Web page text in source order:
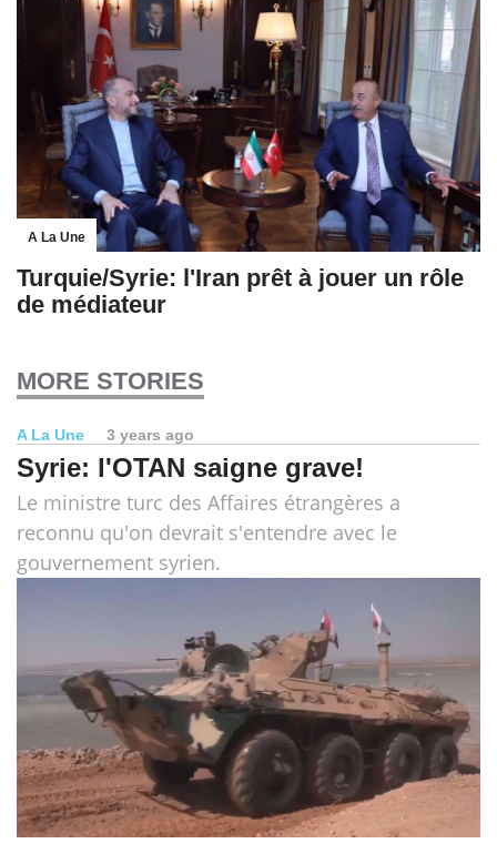
A La Une
Turquie/Syrie: l'Iran prêt à jouer un rôle
de médiateur
MORE STORIES
A La Une 3 years ago
Syrie: l'OTAN saigne grave!
Le ministre turc des Affaires étrangères a
reconnu qu'on devrait s'entendre avec le
gouvernement syrien.